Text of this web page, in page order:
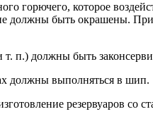
горючего, которое
должны быть окрашены.
п.) должны быть
дол­жны выполняться в шип.
резервуаров